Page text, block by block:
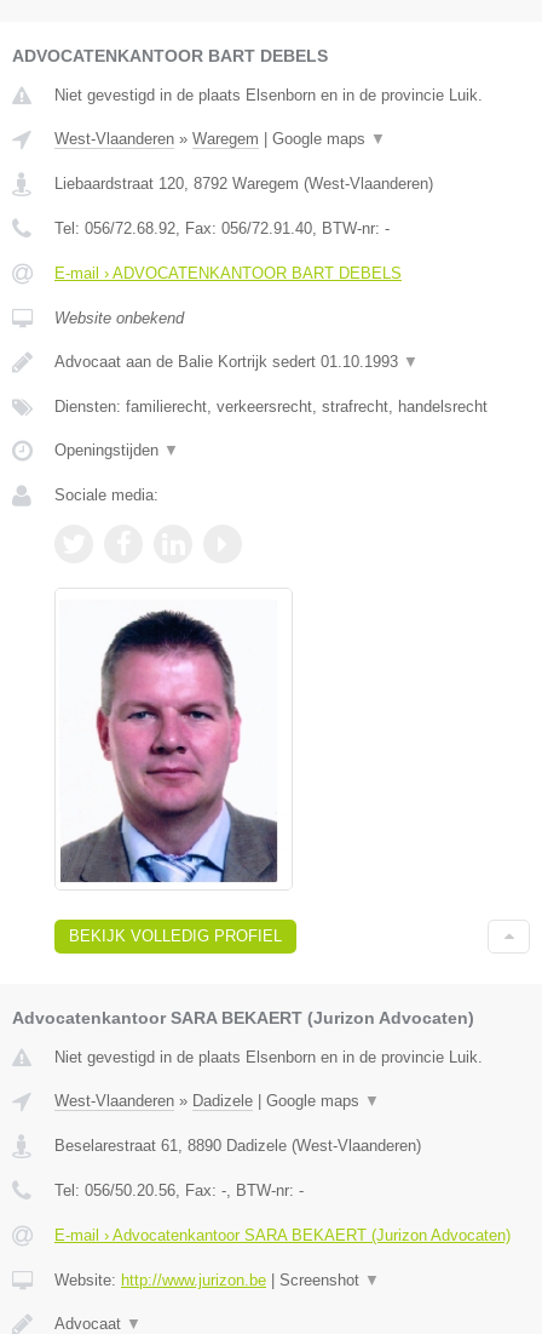
ADVOCATENKANTOOR BART DEBELS
Niet gevestigd in de plaats Elsenborn en in de provincie Luik.
West-Vlaanderen » Waregem Google maps ▼
Liebaardstraat 120, 8792 Waregem (West-Vlaanderen)
Tel: 056/72.68.92, Fax: 056/72.91.40, BTW-nr: -
E-mail › ADVOCATENKANTOOR BART DEBELS
Website onbekend
Advocaat aan de Balie Kortrijk sedert 01.10.1993 ▼
Diensten: familierecht, verkeersrecht, strafrecht, handelsrecht
Openingstijden ▼
Sociale media:
BEKIJK VOLLEDIG PROFIEL
Advocatenkantoor SARA BEKAERT (Jurizon Advocaten)
Niet gevestigd in de plaats Elsenborn en in de provincie Luik.
West-Vlaanderen » Dadizele | Google maps ▼
Beselarestraat 61 8890 Dadizele (West-Vlaanderen)
Tel: 056/50.20.56 , Fax: - , BTW-nr: -
E-mail › Advocatenkantoor SARA BEKAERT (Jurizon Advocaten)
Website: http://www.jurizon.be | Screenshot ▼
Advocaat ▼